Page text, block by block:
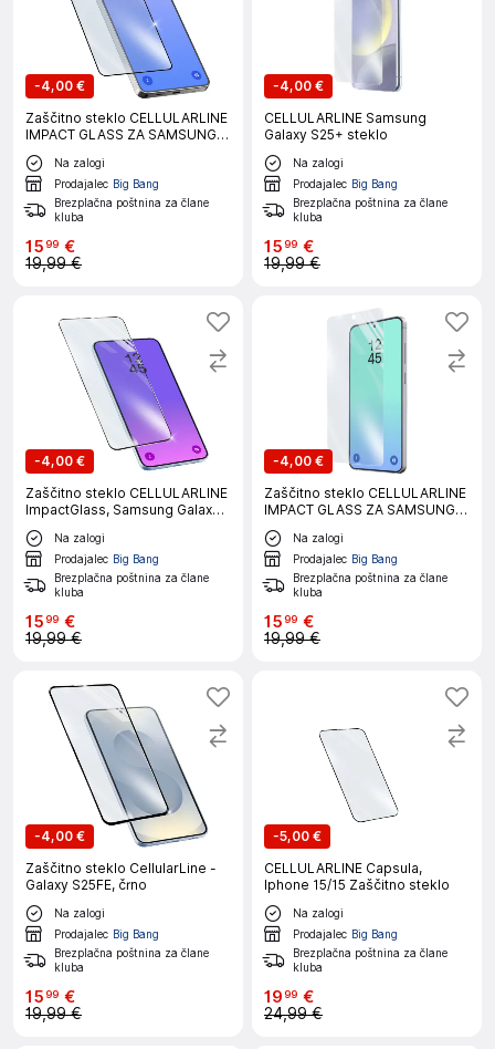
-4,00 €
Zaščitno steklo CELLULARLINE
IMPACT GLASS ZA SAMSUNG
GALAXY S26 ULTRA
Na zalogi
Prodajalec Big Bang
Brezplačna poštnina za člane
kluba
1599 €
19,99 €
-4,00 €
CELLULARLINE Samsung
Galaxy S25+ steklo
Na zalogi
Prodajalec Big Bang
Brezplačna poštnina za člane
kluba
1599 €
19,99 €
-4,00 €
Zaščitno steklo CELLULARLINE
ImpactGlass, Samsung Galaxy
A57
Na zalogi
Prodajalec Big Bang
Brezplačna poštnina za člane
kluba
1599 €
19,99 €
-4,00 €
Zaščitno steklo CELLULARLINE
IMPACT GLASS ZA SAMSUNG
GALAXY S26
Na zalogi
Prodajalec Big Bang
Brezplačna poštnina za člane
kluba
1599 €
19,99 €
-4,00 €
Zaščitno steklo CellularLine -
Galaxy S25FE, črno
Na zalogi
Prodajalec Big Bang
Brezplačna poštnina za člane
kluba
1599 €
19,99 €
-5,00 €
CELLULARLINE Capsula,
Iphone 15/15 Zaščitno steklo
Na zalogi
Prodajalec Big Bang
Brezplačna poštnina za člane
kluba
1999 €
24,99 €